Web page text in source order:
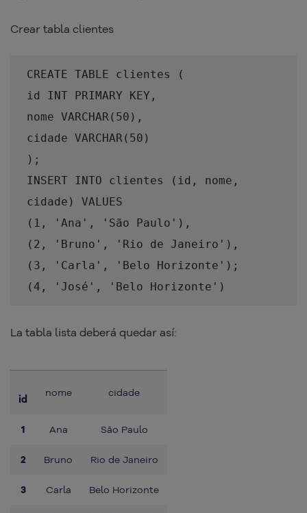
Crear tabla clientes
CREATE TABLE clientes (
id INT PRIMARY KEY,
nome VARCHAR(50),
cidade VARCHAR(50)
);
INSERT INTO clientes (id, nome,
cidade) VALUES
(1, 'Ana', 'São Paulo'),
(2, 'Bruno', 'Rio de Janeiro'),
(3, 'Carla', 'Belo Horizonte');
(4, 'José', 'Belo Horizonte')
La tabla lista deberá quedar así:
id
nome cidade
1 Ana São Paulo
2 Bruno Rio de Janeiro
3 Carla Belo Horizonte